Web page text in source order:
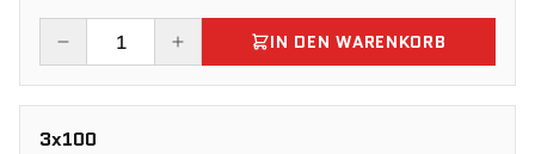
IN DEN WARENKORB
3x100